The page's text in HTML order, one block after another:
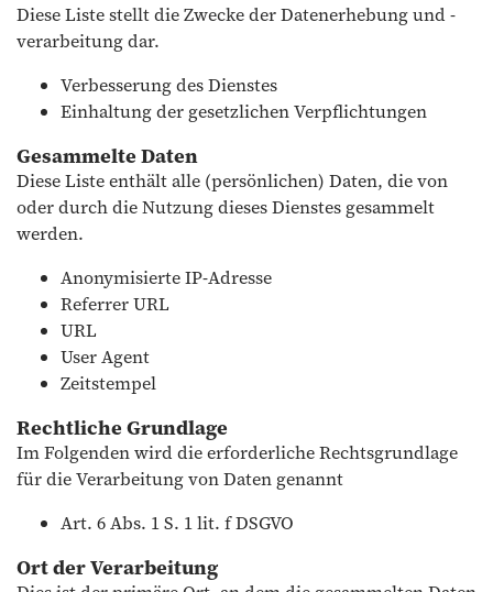
Diese Liste stellt die Zwecke der Datenerhebung und -
verarbeitung dar.
Verbesserung des Dienstes
Einhaltung der gesetzlichen Verpflichtungen
Gesammelte Daten
Diese Liste enthält alle (persönlichen) Daten, die von
oder durch die Nutzung dieses Dienstes gesammelt
werden.
Anonymisierte IP-Adresse
Referrer URL
URL
User Agent
Zeitstempel
Rechtliche Grundlage
Im Folgenden wird die erforderliche Rechtsgrundlage
für die Verarbeitung von Daten genannt
Art. 6 Abs. 1 S. 1 lit. f DSGVO
Ort der Verarbeitung